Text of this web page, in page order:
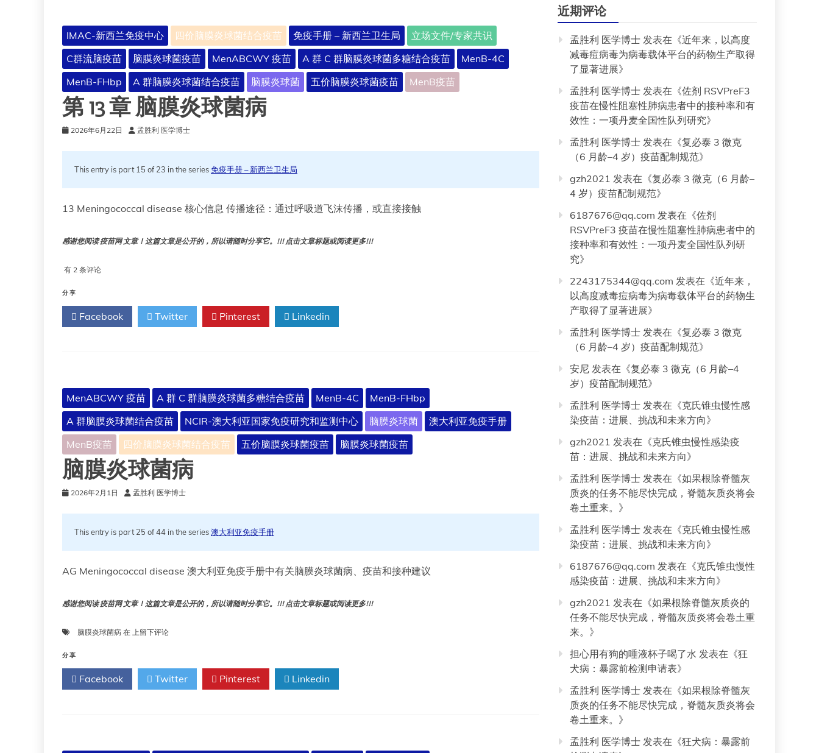
日
人
接
种
疫
苗
IMAC-新西兰免疫中心 四价脑膜炎球菌结合疫苗 免疫手册 – 新西兰卫生局
立场文件/专家共识
C群流脑疫苗
脑膜炎球菌疫苗 MenABCWY 疫苗 A 群 C 群脑膜炎球菌多糖结合疫苗
MenB-4C
MenB-FHbp
A 群脑膜炎球菌结合疫苗 脑膜炎球菌 五价脑膜炎球菌疫苗 MenB疫苗
第 13 章 脑膜炎球菌病
2026年6月22日 孟胜利 医学博士
This entry is part 15 of 23 in the series免疫手册 – 新西兰卫生局
13 Meningococcal disease 核心信息 传播途径：通过呼吸道飞沫传播，或直接接触
感谢您阅读 疫苗网 文章！这篇文章是公开的，所以请随时分享它。!!! 点击文章标题或阅读更多!!!
第
章
脑
炎
有 2 条评论
分享
Facebook Twitter Pinterest Linkedin
MenABCWY 疫苗 A 群 C 群脑膜炎球菌多糖结合疫苗 MenB-4C
MenB-FHbp
A 群脑膜炎球菌结合疫苗
NCIR-澳大利亚国家免疫研究和监测中心 脑膜炎球菌
澳大利亚免疫手册
MenB疫苗
四价脑膜炎球菌结合疫苗 五价脑膜炎球菌疫苗 脑膜炎球菌疫苗
脑膜炎球菌病
2026年2月1日 孟胜利 医学博士
This entry is part 25 of 44 in the series澳大利亚免疫手册
AG Meningococcal disease 澳大利亚免疫手册中有关脑膜炎球菌病、疫苗和接种建议
感谢您阅读 疫苗网 文章！这篇文章是公开的，所以请随时分享它。!!! 点击文章标题或阅读更多!!!
脑膜炎球菌病 在 脑
球
病
上留下评论
分享
Facebook Twitter Pinterest Linkedin
近期评论
孟胜利 医学博士 发表在《近年来，以高度
减毒痘病毒为病毒载体平台的药物生产取得
了显著进展》
孟胜利 医学博士 发表在《佐剂 RSVPreF3
疫苗在慢性阻塞性肺病患者中的接种率和有
效性：一项丹麦全国性队列研究》
孟胜利 医学博士 发表在《复必泰 3 微克
（6 月龄–4 岁）疫苗配制规范》
gzh2021 发表在《复必泰 3 微克（6 月龄–
4 岁）疫苗配制规范》
6187676@qq.com 发表在《佐剂
RSVPreF3 疫苗在慢性阻塞性肺病患者中的
接种率和有效性：一项丹麦全国性队列研
究》
2243175344@qq.com 发表在《近年来，
以高度减毒痘病毒为病毒载体平台的药物生
产取得了显著进展》
孟胜利 医学博士 发表在《复必泰 3 微克
（6 月龄–4 岁）疫苗配制规范》
安尼 发表在《复必泰 3 微克（6 月龄–4
岁）疫苗配制规范》
孟胜利 医学博士 发表在《克氏锥虫慢性感
染疫苗：进展、挑战和未来方向》
gzh2021 发表在《克氏锥虫慢性感染疫
苗：进展、挑战和未来方向》
孟胜利 医学博士 发表在《如果根除脊髓灰
质炎的任务不能尽快完成，脊髓灰质炎将会
卷土重来。 》
孟胜利 医学博士 发表在《克氏锥虫慢性感
染疫苗：进展、挑战和未来方向》
6187676@qq.com 发表在《克氏锥虫慢性
感染疫苗：进展、挑战和未来方向》
gzh2021 发表在《如果根除脊髓灰质炎的
任务不能尽快完成，脊髓灰质炎将会卷土重
来。 》
担心用有狗的唾液杯子喝了水 发表在《狂
犬病：暴露前检测申请表》
孟胜利 医学博士 发表在《如果根除脊髓灰
质炎的任务不能尽快完成，脊髓灰质炎将会
卷土重来。 》
孟胜利 医学博士 发表在《狂犬病：暴露前